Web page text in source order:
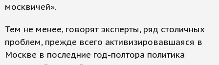
москвичей».
Тем не менее, говорят эксперты, ряд столичных
проблем, прежде всего активизировавшаяся в
Москве в последние год-полтора политика